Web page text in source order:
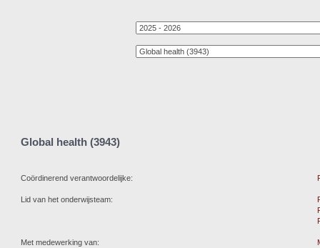
Global health (3943)
Coördinerend verantwoordelijke:
Lid van het onderwijsteam:
Met medewerking van: